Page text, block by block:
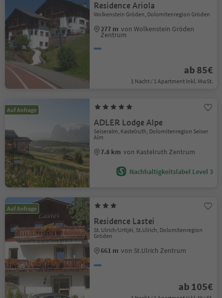
Residence Ariola
Wolkenstein Gröden, Dolomitenregion Gröden
277 m von Wolkenstein Gröden
Zentrum
ab 85€
1 Nacht / 1 Apartment Inkl. MwSt.
Auf Anfrage
ADLER Lodge Alpe
Seiseralm, Kastelruth, Dolomitenregion Seiser
Alm
7.8 km von Kastelruth Zentrum
Nachhaltigkeitslabel Level 3
Auf Anfrage
Residence Lastei
St. Ulrich/Urtijëi, St.Ulrich, Dolomitenregion
Gröden
661 m von St.Ulrich Zentrum
ab 105€